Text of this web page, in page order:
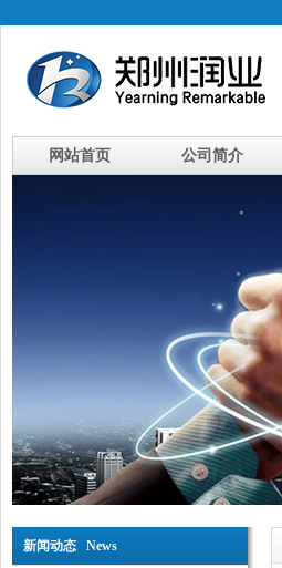
网站首页 公司简介
新闻动态 News